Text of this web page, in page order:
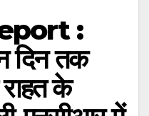
:
दिन तक
के